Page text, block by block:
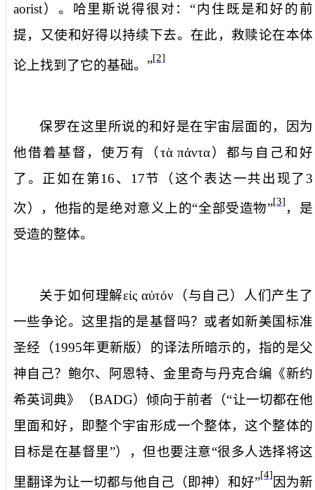
aorist）。哈里斯说得很对：“内住既是和好的前
提，又使和好得以持续下去。在此，救赎论在本体
论上找到了它的基础。”[2]
保罗在这里所说的和好是在宇宙层面的，因为
他借着基督，使万有 （τὰ πάντα）都与自己和好
了。正如在第16、 17节（这个表达一共出现了 3
次），他指的是绝对意义上的“全部受造物”[3] ，是
受造的整体。
关于如何理解εἰς αὐτόν （与自己）人们产生了
一些争论。这里指的是基督吗？或者如新美国标准
圣经（1995年更新版）的译法所暗示的，指的是父
神自己？鲍尔、阿恩特、金里奇与丹克合编《新约
希英词典》（BADG）倾向于前者（“让一切都在他
里面和好 ，即整个宇宙形成一个整体，这个整体的
目标是在基督里”），但也要注意“很多人选择将这
里翻译为让一切都与他自己（即神）和好”[4] 因为新